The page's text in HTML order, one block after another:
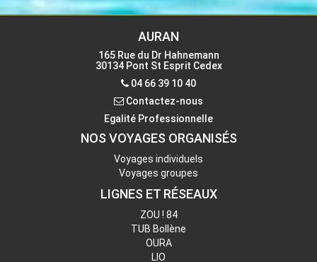
165 Rue du Dr Hahnemann
04 66 39 10 40 -Fax
Contactez-nous
AURAN
165 Rue du Dr Hahnemann
30134 Pont St Esprit Cedex
04 66 39 10 40
Contactez-nous
Egalité Professionnelle
NOS VOYAGES ORGANISÉS
Voyages individuels
Voyages groupes
LIGNES ET RÉSEAUX
ZOU ! 84
TUB Bollène
OURA
LIO